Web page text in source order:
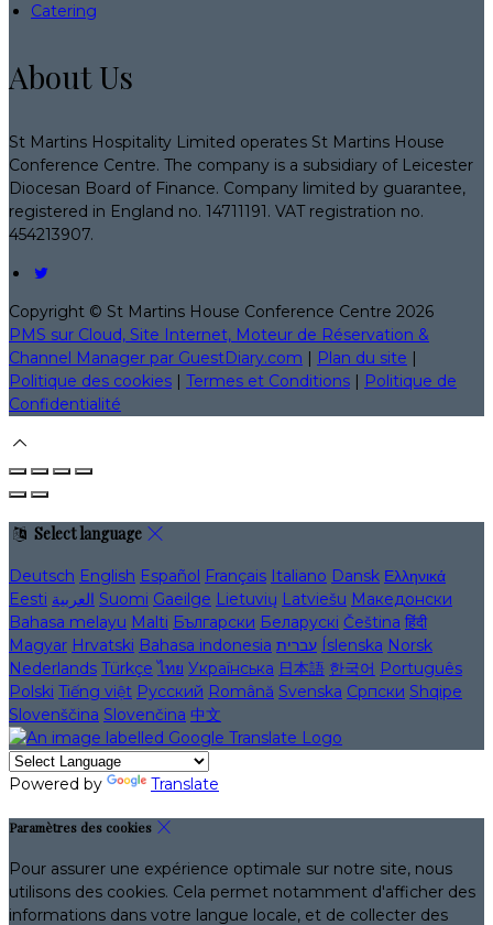
Catering
About Us
St Martins Hospitality Limited operates St Martins House
Conference Centre. The company is a subsidiary of Leicester
Diocesan Board of Finance. Company limited by guarantee,
registered in England no. 14711191. VAT registration no.
454213907.
Copyright © St Martins House Conference Centre 2026
PMS sur Cloud, Site Internet, Moteur de Réservation &
Channel Manager par GuestDiary.com | Plan du site |
Politique des cookies | Termes et Conditions | Politique de
Confidentialité
Select language
Deutsch English Español Français Italiano Dansk Ελληνικά
Eesti العربية Suomi Gaeilge Lietuvių Latviešu Македонски
Bahasa melayu Malti Български Беларускі Čeština हिंदी
Magyar Hrvatski Bahasa indonesia עברית Íslenska Norsk
Nederlands Türkçe ไทย Українська 日本語 한국어 Português
Polski Tiếng việt Русский Română Svenska Српски Shqipe
Slovenščina Slovenčina 中文
Powered by Translate
Paramètres des cookies
Pour assurer une expérience optimale sur notre site, nous
utilisons des cookies. Cela permet notamment d'afficher des
informations dans votre langue locale, et de collecter des